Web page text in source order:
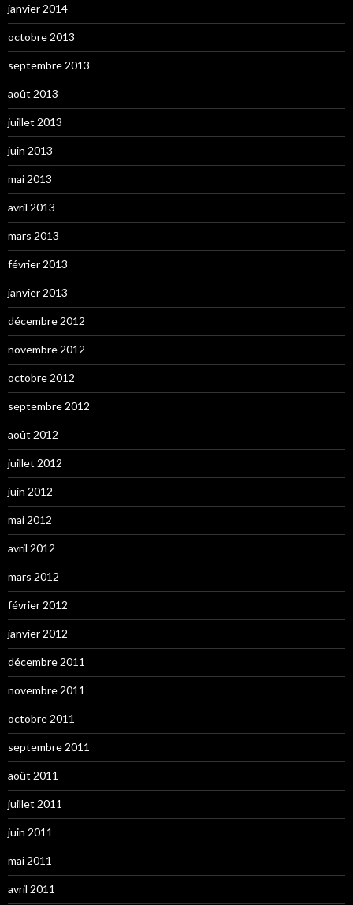
janvier 2014
octobre 2013
septembre 2013
août 2013
juillet 2013
juin 2013
mai 2013
avril 2013
mars 2013
février 2013
janvier 2013
décembre 2012
novembre 2012
octobre 2012
septembre 2012
août 2012
juillet 2012
juin 2012
mai 2012
avril 2012
mars 2012
février 2012
janvier 2012
décembre 2011
novembre 2011
octobre 2011
septembre 2011
août 2011
juillet 2011
juin 2011
mai 2011
avril 2011